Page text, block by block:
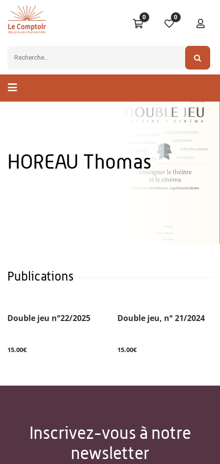
0 0
HOREAU Thomas
Publications
Double jeu n°22/2025
15.00€
Double jeu, n° 21/2024
15.00€
Inscrivez-vous à notre
newsletter